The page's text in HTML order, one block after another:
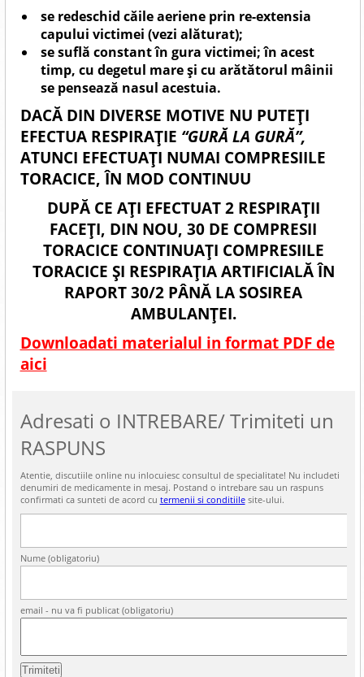
se redeschid căile aeriene prin re-extensia
capului victimei (vezi alăturat);
se suflă constant în gura victimei; în acest
timp, cu degetul mare și cu arătătorul mâinii
se pensează nasul acestuia.
DACĂ DIN DIVERSE MOTIVE NU PUTEȚI
EFECTUA RESPIRAȚIE “GURĂ LA GURĂ”,
ATUNCI EFECTUAȚI NUMAI COMPRESIILE
TORACICE, ÎN MOD CONTINUU
DUPĂ CE AȚI EFECTUAT 2 RESPIRAȚII
FACEȚI, DIN NOU, 30 DE COMPRESII
TORACICE CONTINUAȚI COMPRESIILE
TORACICE ȘI RESPIRAȚIA ARTIFICIALĂ ÎN
RAPORT 30/2 PÂNĂ LA SOSIREA
AMBULANȚEI.
Downloadati materialul in format PDF de
aici
Adresati o INTREBARE/ Trimiteti un
RASPUNS
Atentie, discutiile online nu inlocuiesc consultul de specialitate! Nu includeti
denumiri de medicamente in mesaj. Postand o intrebare sau un raspuns
confirmati ca sunteti de acord cu termenii si conditiilesite-ului.
Nume (obligatoriu)
email - nu va fi publicat (obligatoriu)